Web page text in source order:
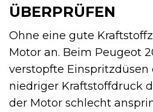
ÜBERPRÜFEN
Ohne eine gute
Motor an. Beim Peugeot
verstopfte Einspritzdüsen
niedriger Kraftstoffdruck
der Motor schlecht